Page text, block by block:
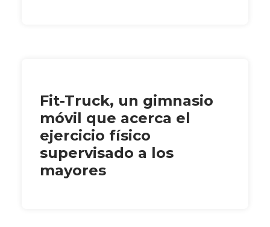
Fit-Truck, un gimnasio
móvil que acerca el
ejercicio físico
supervisado a los
mayores